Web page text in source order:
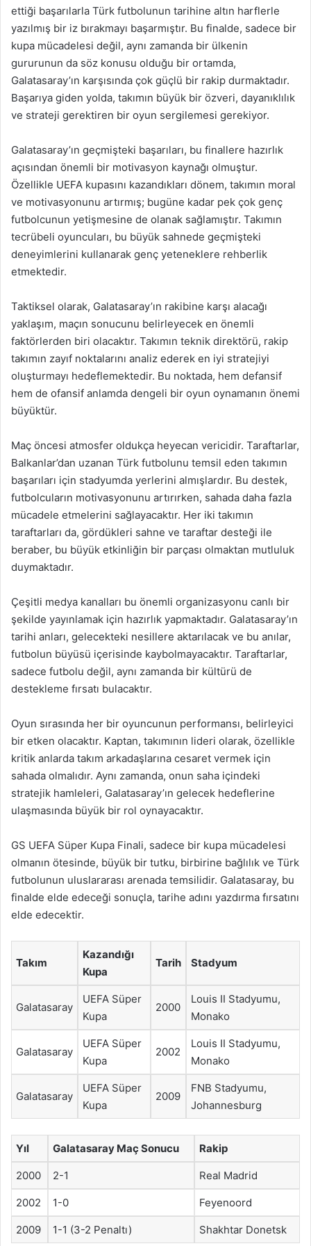
ettiği başarılarla Türk futbolunun tarihine altın harflerle
yazılmış bir iz bırakmayı başarmıştır. Bu finalde, sadece bir
kupa mücadelesi değil, aynı zamanda bir ülkenin
gururunun da söz konusu olduğu bir ortamda,
Galatasaray’ın karşısında çok güçlü bir rakip durmaktadır.
Başarıya giden yolda, takımın büyük bir özveri, dayanıklılık
ve strateji gerektiren bir oyun sergilemesi gerekiyor.
Galatasaray’ın geçmişteki başarıları, bu finallere hazırlık
açısından önemli bir motivasyon kaynağı olmuştur.
Özellikle UEFA kupasını kazandıkları dönem, takımın moral
ve motivasyonunu artırmış; bugüne kadar pek çok genç
futbolcunun yetişmesine de olanak sağlamıştır. Takımın
tecrübeli oyuncuları, bu büyük sahnede geçmişteki
deneyimlerini kullanarak genç yeteneklere rehberlik
etmektedir.
Taktiksel olarak, Galatasaray’ın rakibine karşı alacağı
yaklaşım, maçın sonucunu belirleyecek en önemli
faktörlerden biri olacaktır. Takımın teknik direktörü, rakip
takımın zayıf noktalarını analiz ederek en iyi stratejiyi
oluşturmayı hedeflemektedir. Bu noktada, hem defansif
hem de ofansif anlamda dengeli bir oyun oynamanın önemi
büyüktür.
Maç öncesi atmosfer oldukça heyecan vericidir. Taraftarlar,
Balkanlar’dan uzanan Türk futbolunu temsil eden takımın
başarıları için stadyumda yerlerini almışlardır. Bu destek,
futbolcuların motivasyonunu artırırken, sahada daha fazla
mücadele etmelerini sağlayacaktır. Her iki takımın
taraftarları da, gördükleri sahne ve taraftar desteği ile
beraber, bu büyük etkinliğin bir parçası olmaktan mutluluk
duymaktadır.
Çeşitli medya kanalları bu önemli organizasyonu canlı bir
şekilde yayınlamak için hazırlık yapmaktadır. Galatasaray’ın
tarihi anları, gelecekteki nesillere aktarılacak ve bu anılar,
futbolun büyüsü içerisinde kaybolmayacaktır. Taraftarlar,
sadece futbolu değil, aynı zamanda bir kültürü de
destekleme fırsatı bulacaktır.
Oyun sırasında her bir oyuncunun performansı, belirleyici
bir etken olacaktır. Kaptan, takımının lideri olarak, özellikle
kritik anlarda takım arkadaşlarına cesaret vermek için
sahada olmalıdır. Aynı zamanda, onun saha içindeki
stratejik hamleleri, Galatasaray’ın gelecek hedeflerine
ulaşmasında büyük bir rol oynayacaktır.
GS UEFA Süper Kupa Finali, sadece bir kupa mücadelesi
olmanın ötesinde, büyük bir tutku, birbirine bağlılık ve Türk
futbolunun uluslararası arenada temsilidir. Galatasaray, bu
finalde elde edeceği sonuçla, tarihe adını yazdırma fırsatını
elde edecektir.
Takım
Kazandığı
Kupa
Tarih Stadyum
Galatasaray
UEFA Süper
Kupa
2000
Louis II Stadyumu,
Monako
Galatasaray
UEFA Süper
Kupa
2002
Louis II Stadyumu,
Monako
Galatasaray
UEFA Süper
Kupa
2009
FNB Stadyumu,
Johannesburg
Yıl Galatasaray Maç Sonucu Rakip
2000 2-1 Real Madrid
2002 1-0 Feyenoord
2009 1-1 (3-2 Penaltı) Shakhtar Donetsk